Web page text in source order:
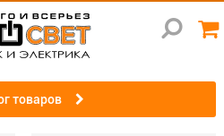
товаров